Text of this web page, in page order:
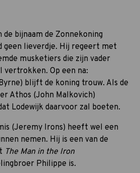
de bijnaam de Zonnekoning
geen lieverdje. Hij regeert met
musketiers die zijn vader
vertrokken. Op een na:
blijft de koning trouw. Als de
Athos (John Malkovich)
Lodewijk daarvoor zal boeten.
(Jeremy Irons) heeft wel een
nemen. Hij is een van de
The Man in the Iron
Philippe is.